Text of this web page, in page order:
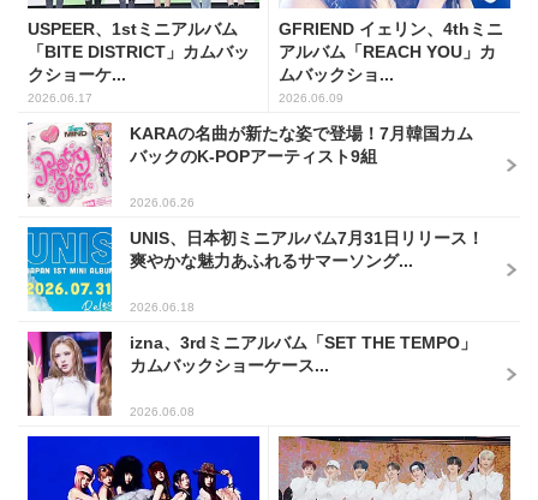
USPEER、1stミニアルバム
「BITE DISTRICT」カムバッ
クショーケ...
2026.06.17
GFRIEND イェリン、4thミニ
アルバム「REACH YOU」カ
ムバックショ...
2026.06.09
KARAの名曲が新たな姿で登場！7月韓国カム
バックのK-POPアーティスト9組
2026.06.26
UNIS、日本初ミニアルバム7月31日リリース！
爽やかな魅力あふれるサマーソング...
2026.06.18
izna、3rdミニアルバム「SET THE TEMPO」
カムバックショーケース...
2026.06.08